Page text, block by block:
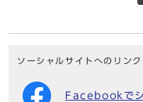
ソーシャルサイトへのリン
Facebookで